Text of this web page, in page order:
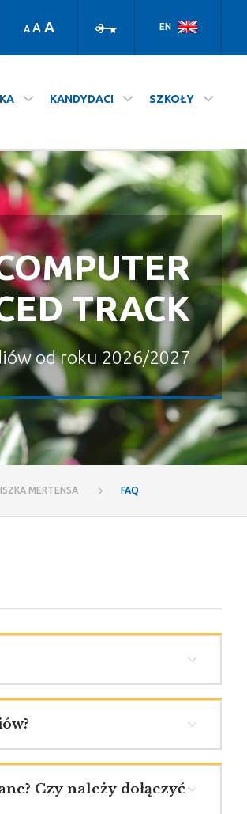
A A A EN
KANDYDACI SZKOŁY
TRACK
od roku 2026/2027
WYDZIAŁ
NA UJ
MERTENSA FAQ
Czy należy dołączyć